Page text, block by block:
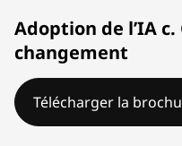
Adoption de l’IA
changement
Télécharger la